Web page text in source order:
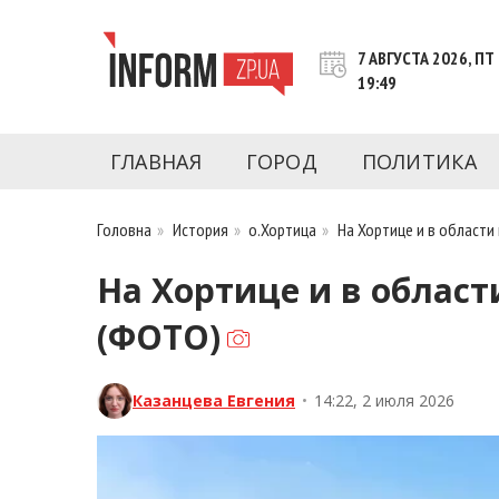
INFORM.ZP.UA – это информационный
последние новости Запорожья и
7 АВГУСТА 2026, ПТ
19:49
ГЛАВНАЯ ГОРОД ПОЛИТИКА
Головна » История »о.Хортица » На Хортице и в
На Хортице и в
(ФОТО)
Казанцева Евгения • 14:22, 2 июля 2026